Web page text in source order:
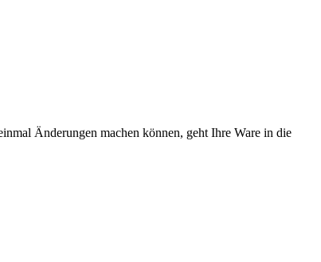
Änderungen machen können, geht Ihre Ware in die